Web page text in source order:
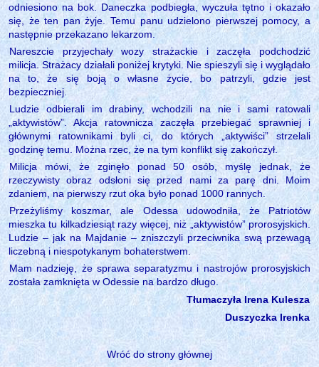
odniesiono na bok. Daneczka podbiegła, wyczuła tętno i okazało
się, że ten pan żyje. Temu panu udzielono pierwszej pomocy, a
następnie przekazano lekarzom.
Nareszcie przyjechały wozy strażackie i zaczęła podchodzić
milicja. Strażacy działali poniżej krytyki. Nie spieszyli się i wyglądało
na to, że się boją o własne życie, bo patrzyli, gdzie jest
bezpieczniej.
Ludzie odbierali im drabiny, wchodzili na nie i sami ratowali
„aktywistów”. Akcja ratownicza zaczęła przebiegać sprawniej i
głównymi ratownikami byli ci, do których „aktywiści” strzelali
godzinę temu. Można rzec, że na tym konflikt się zakończył.
Milicja mówi, że zginęło ponad 50 osób, myślę jednak, że
rzeczywisty obraz odsłoni się przed nami za parę dni. Moim
zdaniem, na pierwszy rzut oka było ponad 1000 rannych.
Przeżyliśmy koszmar, ale Odessa udowodniła, że Patriotów
mieszka tu kilkadziesiąt razy więcej, niż „aktywistów” prorosyjskich.
Ludzie – jak na Majdanie – zniszczyli przeciwnika swą przewagą
liczebną i niespotykanym bohaterstwem.
Mam nadzieję, że sprawa separatyzmu i nastrojów prorosyjskich
została zamknięta w Odessie na bardzo długo.
Tłumaczyła Irena Kulesza
Duszyczka Irenka
Wróć do strony głównej